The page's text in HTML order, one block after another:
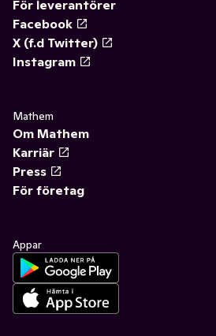
För leverantörer
Facebook
X (f.d Twitter)
Instagram
Mathem
Om Mathem
Karriär
Press
För företag
Appar